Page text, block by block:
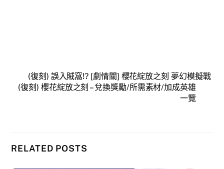
(復刻) 誤入賊窩!? [劇情關] 櫻花綻放之刻 夢幻模擬戰
(復刻) 櫻花綻放之刻 – 兌換獎勵/所需素材/加成英雄
一覽
RELATED POSTS